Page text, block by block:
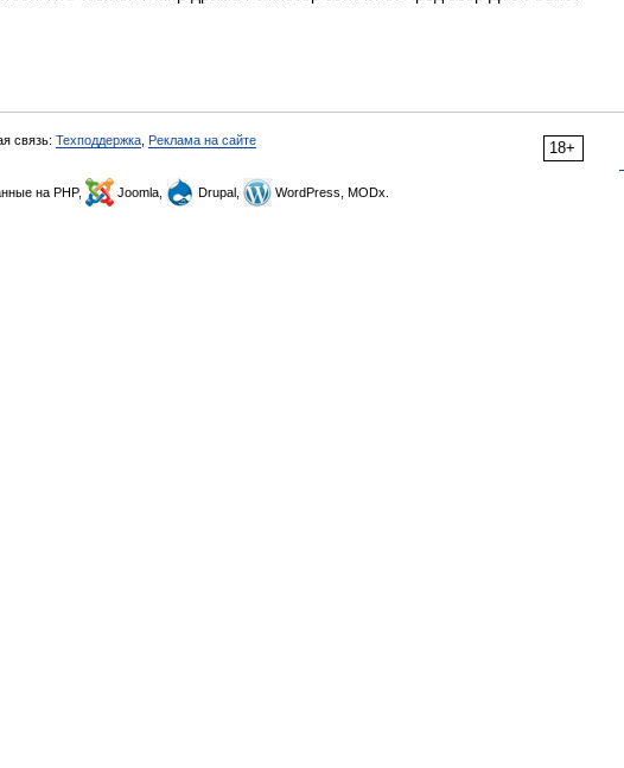
18+
связь: Техподдержка Реклама на сайте
на PHP, Joomla, Drupal, WordPress, MODx.